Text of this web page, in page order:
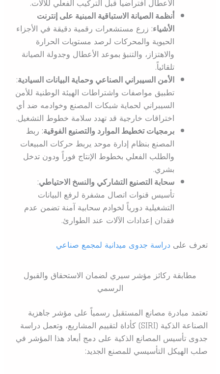
الأعطال افتراضياً قبل التركيب الفعلي للآلات.
أنظمة الصيانة الاستباقية المبنية على إنترنت
الأشياء: زرع مستشعرات رقمية دقيقة في الأجزاء
الحيوية والمحركات لرصد مستويات الحرارة
والاهتزاز، والتنبؤ بموعد الأعطال وجدولة الصيانة
تلقائياً.
الأمن السيبراني الصناعي وحماية البيانات السيادية:
تطبيق مواصفات واشتراطات الهيئة الوطنية للأمن
السيبراني لحماية شبكات المصنع وخوادمه ضد أي
اختراقات خارجية قد تهدد سلامة خطوط التشغيل.
برمجيات تخطيط الموارد والتصنيع الفوقية: ربط
المصنع بنظام إدارة موحد يربط حركات المبيعات
والطلب الفعلي بخطوط الإنتاج فوراً ودون تدخل
بشري.
سحابة التصنيع التشاركي والنسخ الاحتياطي:
تأسيس قنوات اتصال مشفرة لرفع البيانات
التشغيلية دورياً لخوادم سحابية آمنة تضمن عدم
فقدان إعدادات الآلات عند الطوارئ.
تعرف على دراسة جدوى ميدانية لمجمع صناعي
مطابقة ركائز مؤشر سيري لضمان الاستحقاق والقبول
الرسمي
تعتمد مبادرة مصانع المستقبل رسمياً على مؤشر جاهزية
الصناعة الذكية (SIRI) كأداة لتقييم المشاريع، وتعمل دراسة
جدوى تأسيس المصانع الذكية على دمج أبعاد هذا المؤشر في
صلب الهيكل التأسيسي للمصنع الجديد: